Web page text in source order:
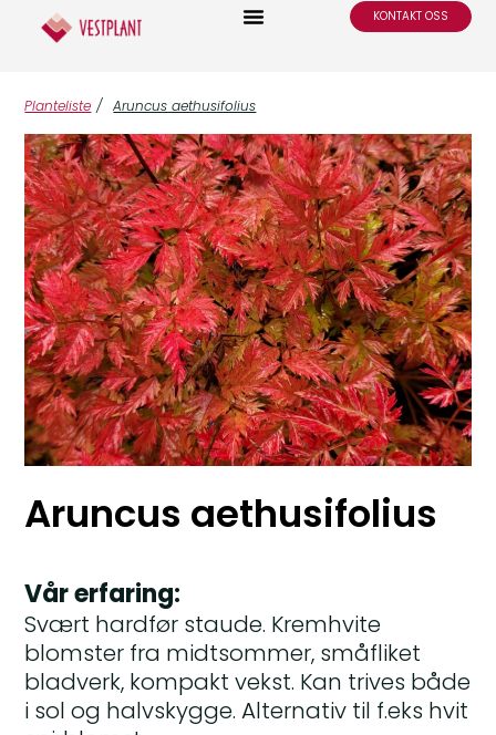
KONTAKT OSS
Planteliste / Aruncus aethusifolius
Aruncus aethusifolius
Vår erfaring:
Svært hardfør staude. Kremhvite
blomster fra midtsommer, småfliket
bladverk, kompakt vekst. Kan trives både
i sol og halvskygge. Alternativ til f.eks hvit